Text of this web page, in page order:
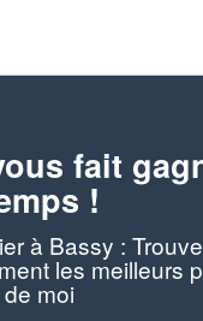
fait
!
à Bassy :
les meilleurs
moi